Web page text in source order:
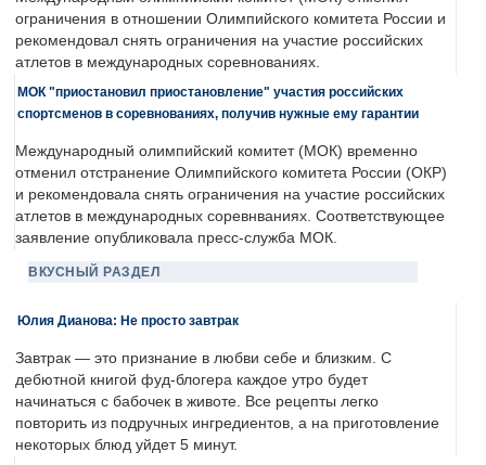
ограничения в отношении Олимпийского комитета России и
рекомендовал снять ограничения на участие российских
атлетов в международных соревнованиях.
МОК "приостановил приостановление" участия российских
спортсменов в соревнованиях, получив нужные ему гарантии
Международный олимпийский комитет (МОК) временно
отменил отстранение Олимпийского комитета России (ОКР)
и рекомендовала снять ограничения на участие российских
атлетов в международных соревнваниях. Соответствующее
заявление опубликовала пресс-служба МОК.
ВКУСНЫЙ РАЗДЕЛ
Юлия Дианова: Не просто завтрак
Завтрак — это признание в любви себе и близким. С
дебютной книгой фуд-блогера каждое утро будет
начинаться с бабочек в животе. Все рецепты легко
повторить из подручных ингредиентов, а на приготовление
некоторых блюд уйдет 5 минут.